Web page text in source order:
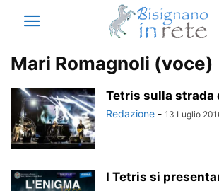
Mari Romagnoli (voce)
Tetris sulla strada
Redazione - 13 Luglio
I Tetris si